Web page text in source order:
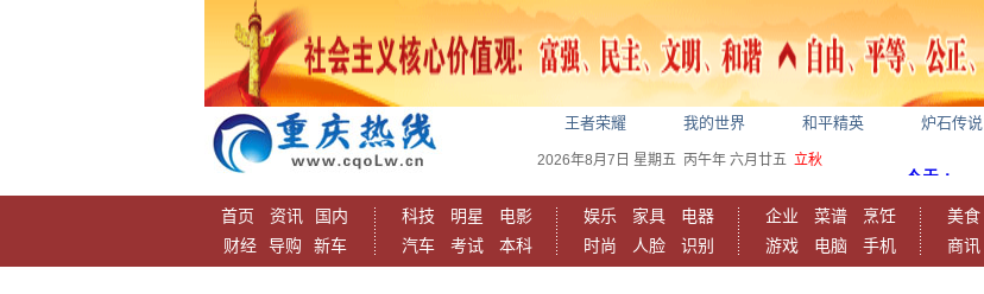
王者荣耀 我的世界 和平精英 炉石传说
2026年8月7日 星期五 丙午年 六月廿五 立秋
首页 资讯
国内
财经
导购 新车
科技 明星
电影
汽车
考试 本科
娱乐 家具
电器
时尚
人脸 识别
企业 菜谱
烹饪
游戏
电脑 手机
美食
商讯